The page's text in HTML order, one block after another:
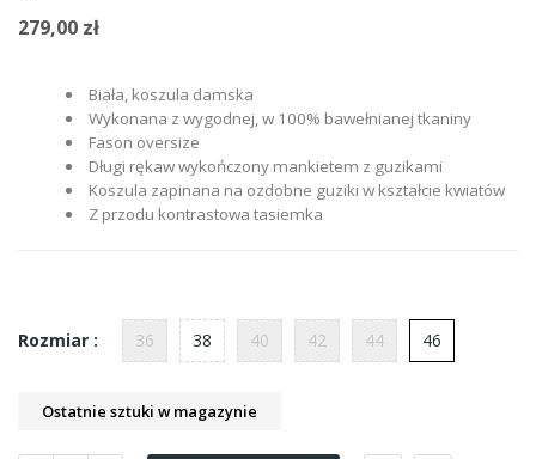
279,00 zł
Biała, koszula damska
Wykonana z wygodnej, w 100% bawełnianej tkaniny
Fason oversize
Długi rękaw wykończony mankietem z guzikami
Koszula zapinana na ozdobne guziki w kształcie kwiatów
Z przodu kontrastowa tasiemka
Rozmiar : 36 38 40 42 44 46
Ostatnie sztuki w magazynie